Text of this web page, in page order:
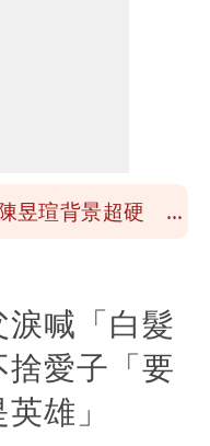
企業
憶」 張彤：疫苗
洗錢
昱瑄背景超硬 曾
平台「租人頭」
企業
憶」 張彤：疫苗
喊「白髮
愛子「要
雄」